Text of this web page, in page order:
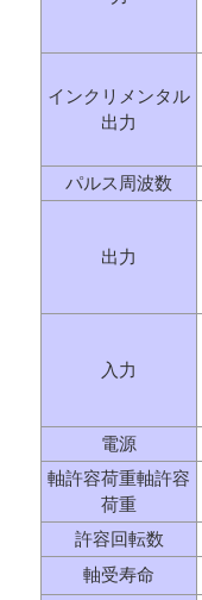
インクリメンタル
出力
パルス周波数
出力
入力
電源
軸許容荷重軸許容
荷重
許容回転数
軸受寿命